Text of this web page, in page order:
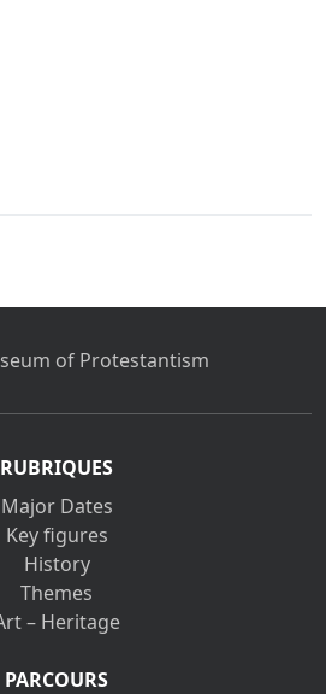
of Protestantism
RUBRIQUES
Major Dates
Key figures
History
Themes
– Heritage
PARCOURS